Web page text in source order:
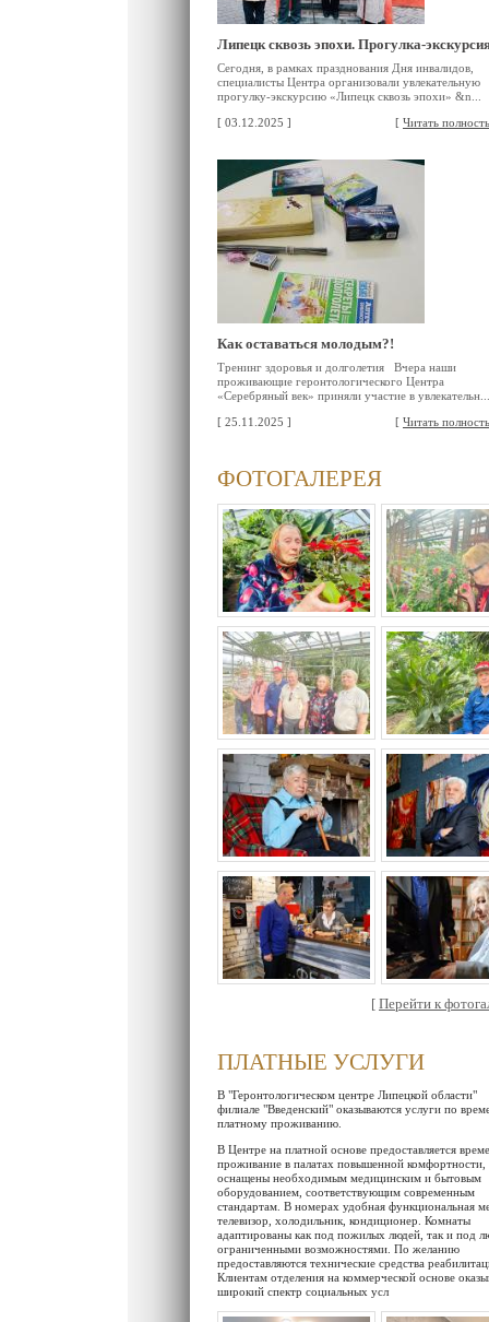
Липецк сквозь эпохи. Прогулка-
Сегодня, в рамках празднования Дня инвалидов,
специалисты Центра организовали увлекательную
прогулку-экскурсию «Липецк сквозь эпохи» &n...
[ 03.12.2025 ]
[ Читать
Как оставаться молодым?!
Тренинг здоровья и долголетия Вчера наши
проживающие геронтологического Центра
«Серебряный век» приняли участие в увлекательн...
[ 25.11.2025 ]
[ Читать
ФОТОГАЛЕРЕЯ
[ Перейти к
ПЛАТНЫЕ УСЛУГИ
В "Геронтологическом центре Липецкой области"
филиале "Введенский" оказываются услуги по
платному проживанию.
В Центре на платной основе предоставляется
проживание в палатах повышенной комфортности,
оснащены необходимым медицинским и бытовым
оборудованием, соответствующим современным
стандартам. В номерах удобная функциональная
телевизор, холодильник, кондиционер. Комнаты
адаптированы как под пожилых людей, так и под
ограниченными возможностями. По желанию
предоставляются технические средства
Клиентам отделения на коммерческой основе
широкий спектр социальных усл